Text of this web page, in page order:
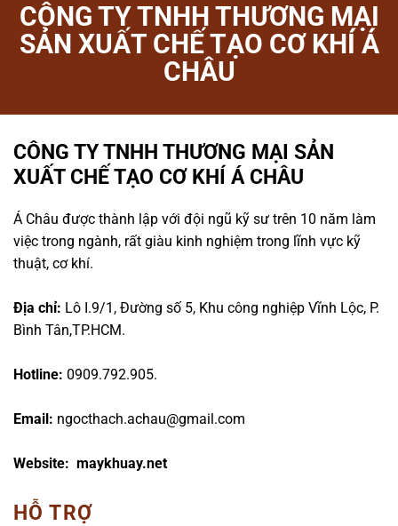
CÔNG TY TNHH THƯƠNG MẠI
SẢN XUẤT CHẾ TẠO CƠ KHÍ Á
CHÂU
CÔNG TY TNHH THƯƠNG MẠI SẢN
XUẤT CHẾ TẠO CƠ KHÍ Á CHÂU
Á Châu được thành lập với đội ngũ kỹ sư trên 10 năm làm
việc trong ngành, rất giàu kinh nghiệm trong lĩnh vực kỹ
thuật, cơ khí.
Địa chỉ: Lô I.9/1, Đường số 5, Khu công nghiệp Vĩnh Lộc, P.
Bình Tân,TP.HCM.
Hotline: 0909.792.905.
Email: ngocthach.achau@gmail.com
Website: maykhuay.net
HỖ TRỢ